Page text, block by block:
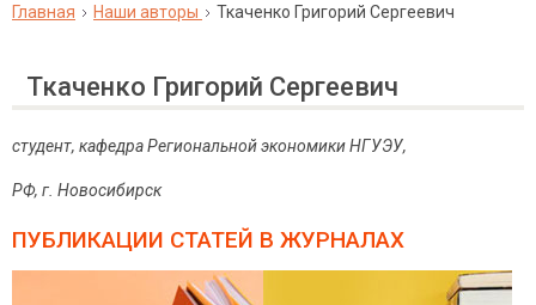
Главная Наши авторы Ткаченко Григорий Сергеевич
Ткаченко Григорий Сергеевич
студент, кафедра Региональной экономики НГУЭУ,
РФ, г. Новосибирск
ПУБЛИКАЦИИ СТАТЕЙ В ЖУРНАЛАХ